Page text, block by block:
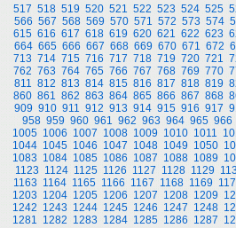
517 518 519 520 521 522 523 524 525
566 567 568 569 570 571 572 573 574
615 616 617 618 619 620 621 622 623
664 665 666 667 668 669 670 671 672
713 714 715 716 717 718 719 720 721
762 763 764 765 766 767 768 769 770
811 812 813 814 815 816 817 818 819
860 861 862 863 864 865 866 867 868
909 910 911 912 913 914 915 916 917
958 959 960 961 962 963 964 965 966
1005 1006 1007 1008 1009 1010 1011
1044 1045 1046 1047 1048 1049 1050
1083 1084 1085 1086 1087 1088 1089
1123 1124 1125 1126 1127 1128 1129
1163 1164 1165 1166 1167 1168 1169
1203 1204 1205 1206 1207 1208 1209
1242 1243 1244 1245 1246 1247 1248
1281 1282 1283 1284 1285 1286 1287